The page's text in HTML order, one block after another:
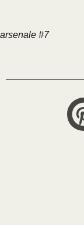
arsenale #7